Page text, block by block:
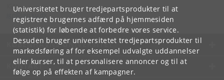
Universitetet bruger tredjepartsprodukter til at
registrere brugernes adfærd på hjemmesiden
(statistik) for løbende at forbedre vores service.
Desuden bruger universitetet tredjepartsprodukter til
markedsføring af for eksempel udvalgte uddannelser
eller kurser, til at personalisere annoncer og til at
følge op på effekten af kampagner.
IGN
KØBENHAVNS UNIVERSITET
KONTAKT